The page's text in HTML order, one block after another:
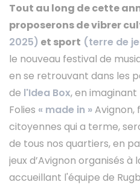
Tout au long de cette
proposerons de vibrer
2025) et sport (terre de
le nouveau festival de
en se retrouvant dans les
de l'Idea Box, en
Folies « made in »Avignon,
citoyennes qui a terme,
de tous nos quartiers, en
jeux d’Avignon organisés à
accueillant l'équipe de